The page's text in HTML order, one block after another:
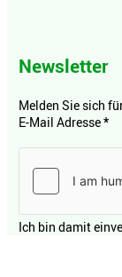
Newsletter
Melden Sie sich
E-Mail Adresse*
Ich bin damit